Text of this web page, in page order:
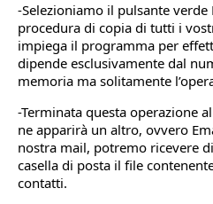
-Selezioniamo il pulsante
procedura di copia di tutti i
impiega il programma per
dipende esclusivamente dal
memoria ma solitamente
-Terminata questa operazione
ne apparirà un altro, ovvero
nostra mail, potremo ricevere
casella di posta il file
contatti.